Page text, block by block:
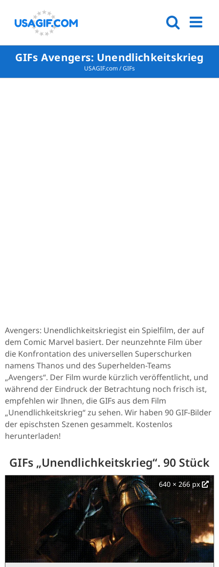
GIFs Avengers: Unendlichkeitskrieg
USAGIF.com/GIFs
Avengers: Unendlichkeitskriegist ein Spielfilm, der auf
dem Comic Marvel basiert. Der neunzehnte Film über
die Konfrontation des universellen Superschurken
namens Thanos und des Superhelden-Teams
„Avengers“. Der Film wurde kürzlich veröffentlicht, und
während der Eindruck der Betrachtung noch frisch ist,
empfehlen wir Ihnen, die GIFs aus dem Film
„Unendlichkeitskrieg“ zu sehen. Wir haben 90 GIF-Bilder
der epischsten Szenen gesammelt. Kostenlos
herunterladen!
GIFs „Unendlichkeitskrieg“. 90 Stück
640 × 266 px